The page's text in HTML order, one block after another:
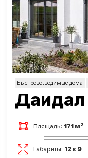
Быстровозводимые дома
Даидал
Площадь: 171 м2
Габариты: 12 х 9